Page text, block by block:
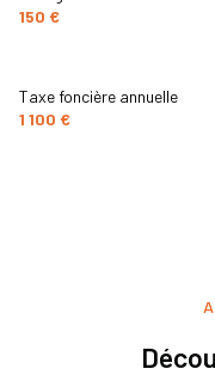
terrasse
150 €
Taxe foncière annuelle
1 100 €